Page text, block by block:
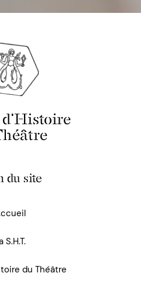
d'Histoire
du site
S.H.T.
du Théâtre